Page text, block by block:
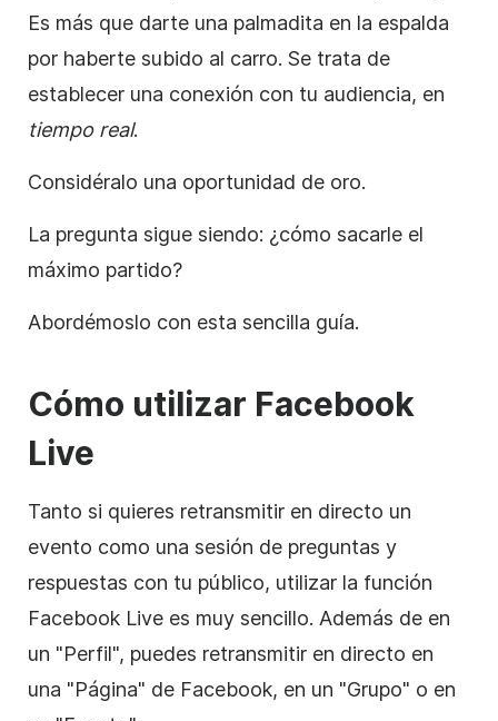
Es más que darte una palmadita en la espalda
por haberte subido al carro. Se trata de
establecer una conexión con tu audiencia, en
tiempo real.
Considéralo una oportunidad de oro.
La pregunta sigue siendo: ¿cómo sacarle el
máximo partido?
Abordémoslo con esta sencilla guía.
Cómo utilizar Facebook
Live
Tanto si quieres retransmitir en directo un
evento como una sesión de preguntas y
respuestas con tu público, utilizar la función
Facebook Live es muy sencillo. Además de en
un "Perfil", puedes retransmitir en directo en
una "Página" de Facebook, en un "Grupo" o en